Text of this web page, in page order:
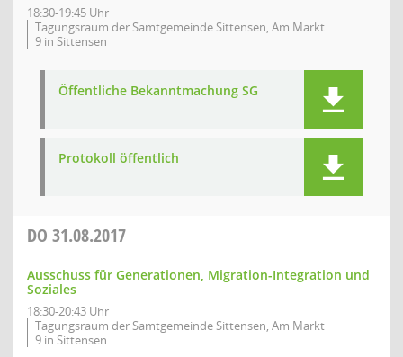
18:30-19:45 Uhr
Tagungsraum der Samtgemeinde Sittensen, Am Markt
9 in Sittensen
Öffentliche Bekanntmachung SG
Protokoll öffentlich
DO 31.08.2017
Ausschuss für Generationen, Migration-Integration und
Soziales
18:30-20:43 Uhr
Tagungsraum der Samtgemeinde Sittensen, Am Markt
9 in Sittensen